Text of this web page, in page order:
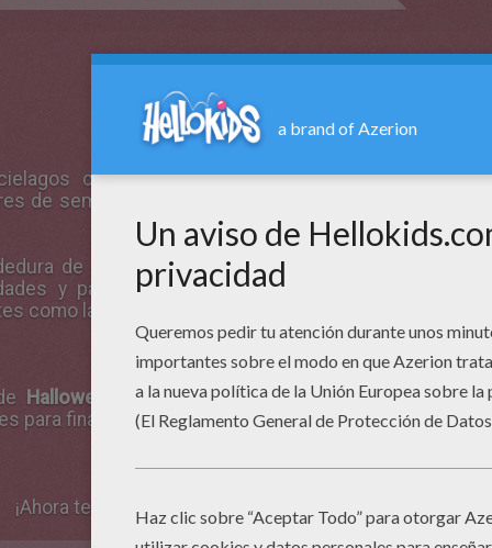
cumplen un papel muy importante en la
de semillas. Sólo hay una especie que se alimenta
de un murcielago vampiro resulta poco
y parásitos en su saliva, que de no ser
como la rabia.
Halloween
, necesitas una hoja de papel blanco,
para finalizar tu obra.
¡Ahora te toca a ti! Sigue las intrucciones paso a paso.